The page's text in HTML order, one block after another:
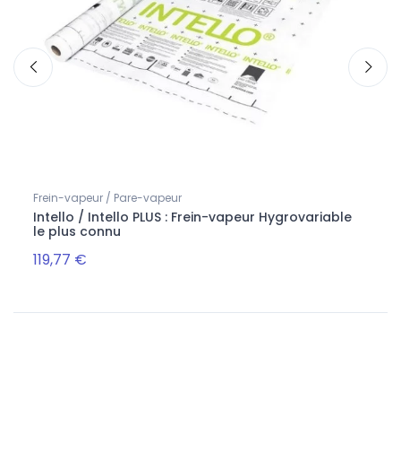
Frein-vapeur / Pare-vapeur
Intello / Intello PLUS : Frein-vapeur Hygrovariable
le plus connu
119,77 €